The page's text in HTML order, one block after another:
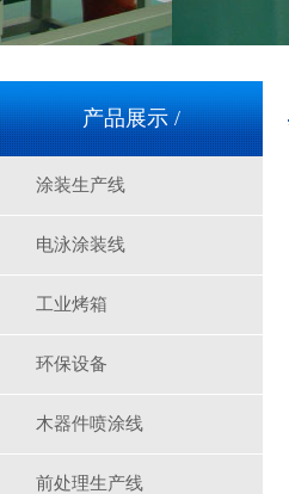
产品展示 /
涂装生产线
电泳涂装线
工业烤箱
环保设备
木器件喷涂线
前处理生产线